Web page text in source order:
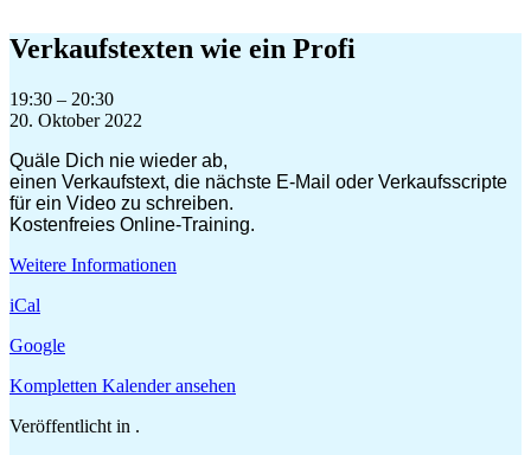
Inhalt
springen
Verkaufstexten wie ein Profi
Verkaufstexten
wie
Profi
19:30 – 20:30
20. Oktober 2022
Quäle Dich nie wieder ab,
einen Verkaufstext, die nächste E-Mail oder Verkaufsscripte
für ein Video zu schreiben.
Kostenfreies Online-Training.
Weitere Informationen
iCal
Google
Kompletten Kalender ansehen
Veröffentlicht in .